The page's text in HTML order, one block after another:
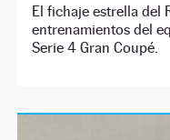
El fichaje estrella del
entrenamientos del
Serie 4 Gran Coupé.